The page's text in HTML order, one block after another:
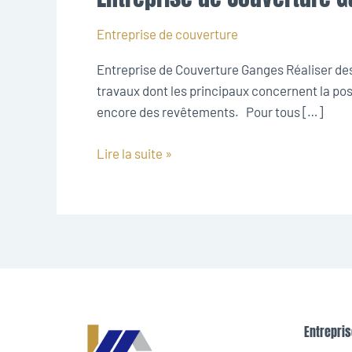
Entreprise de couverture
Entreprise de Couverture Ganges Réaliser
travaux dont les principaux concernent la
encore des revêtements. Pour tous […]
de
Couverture
Lire la suite »